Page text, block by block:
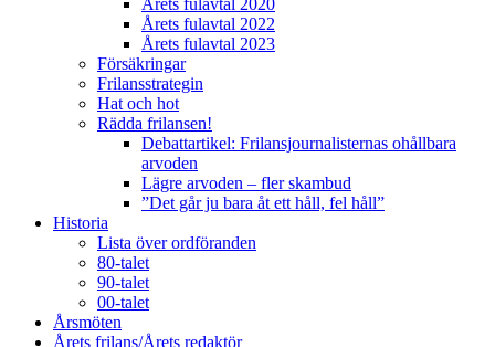
Årets fulavtal 2022
Årets fulavtal 2023
Försäkringar
Frilansstrategin
Hat och hot
Rädda frilansen!
Debattartikel: Frilansjournalisternas ohållbara
arvoden
Lägre arvoden – fler skambud
”Det går ju bara åt ett håll, fel håll”
Historia
Lista över ordföranden
80-talet
90-talet
00-talet
Årsmöten
Årets frilans/Årets redaktör